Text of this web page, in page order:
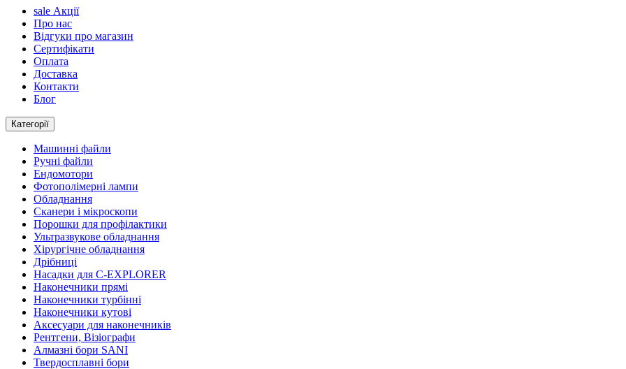
sale Акції
Про нас
Відгуки про магазин
Сертифікати
Оплата
Доставка
Контакти
Блог
Категорії
Машинні файли
Ручні файли
Ендомотори
Фотополімерні лампи
Обладнання
Сканери і мікроскопи
Порошки для профілактики
Ультразвукове обладнання
Хірургічне обладнання
Дрібниці
Насадки для C-EXPLORER
Наконечники прямі
Наконечники турбінні
Наконечники кутові
Аксесуари для наконечників
Рентгени, Візіографи
Алмазні бори SANI
Твердосплавні бори